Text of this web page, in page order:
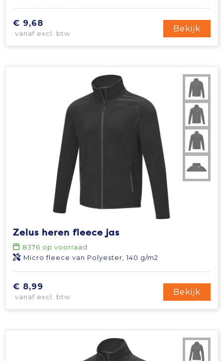
€ 9,68
vanaf excl. btw
Bekijk
Zelus heren fleece jas
8376 op voorraad
Micro fleece van Polyester, 140 g/m2
€ 8,99
vanaf excl. btw
Bekijk